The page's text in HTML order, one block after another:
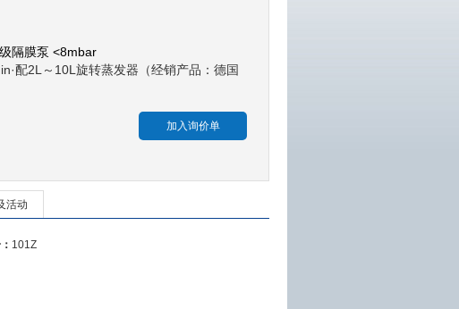
隔膜泵 <8mbar
配2L～10L旋转蒸发器（经销产品：德国
活动
101Z